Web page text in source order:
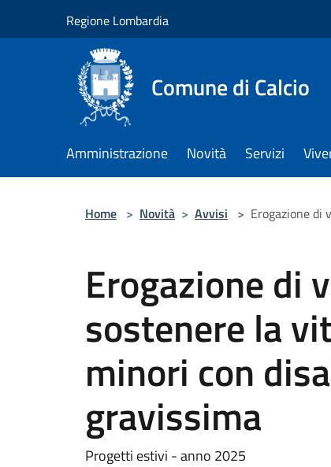
Regione Lombardia
Comune di Calcio
Amministrazione Novità Servizi
Home > Novità > Avvisi > Erogazione di
Erogazione di
sostenere la
minori con
gravissima
Progetti estivi - anno 2025